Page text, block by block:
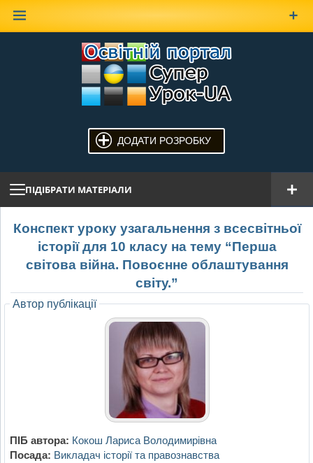
ДОДАТИ РОЗРОБКУ
ПІДІБРАТИ МАТЕРІАЛИ
Конспект уроку узагальнення з всесвітньої
історії для 10 класу на тему “Перша
світова війна. Повоєнне облаштування
світу.”
Автор публікації
ПІБ автора: Кокош Лариса Володимирівна
Посада: Викладач історії та правознавства